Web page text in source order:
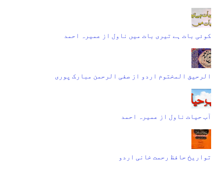
کوئی بات ہے تیری بات میں ناول از عمیرہ احمد
الرحیق المختوم اردو از صفی الرحمن مبارک پوری
آب حیات ناول از عمیرہ احمد
تواریخ حافظ رحمت خانی اردو